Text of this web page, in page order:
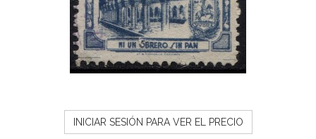
INICIAR SESIÓN PARA VER EL PRECIO